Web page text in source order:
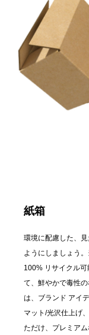
紙箱
環境に配慮した、
ようにしましょう
100% リサイクル
て、鮮やかで毒性
は、ブランド アイ
マット/光沢仕上げ
ただけ、プレミア